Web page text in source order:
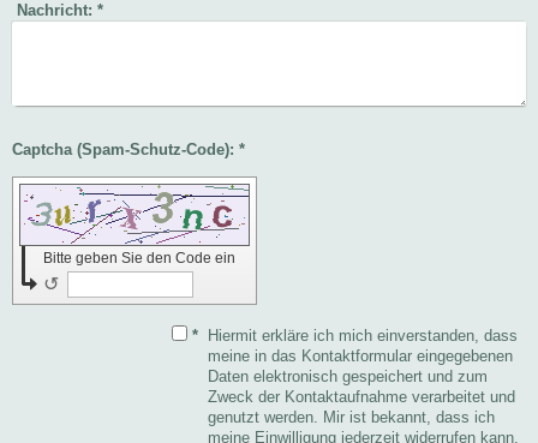
Nachricht: *
Captcha (Spam-Schutz-Code): *
Bitte geben Sie den Code ein
↺
*
Hiermit erkläre ich mich einverstanden, dass
meine in das Kontaktformular eingegebenen
Daten elektronisch gespeichert und zum
Zweck der Kontaktaufnahme verarbeitet und
genutzt werden. Mir ist bekannt, dass ich
meine Einwilligung jederzeit widerrufen kann.